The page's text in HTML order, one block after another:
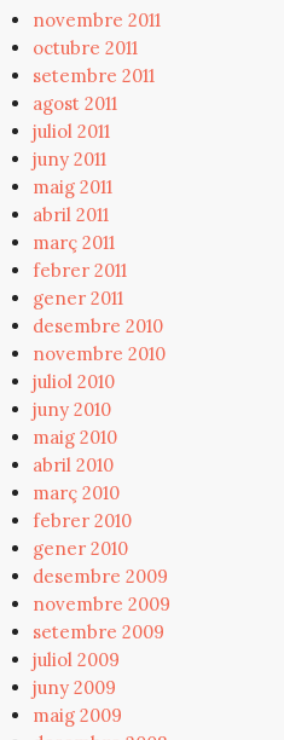
novembre 2011
octubre 2011
setembre 2011
agost 2011
juliol 2011
juny 2011
maig 2011
abril 2011
març 2011
febrer 2011
gener 2011
desembre 2010
novembre 2010
juliol 2010
juny 2010
maig 2010
abril 2010
març 2010
febrer 2010
gener 2010
desembre 2009
novembre 2009
setembre 2009
juliol 2009
juny 2009
maig 2009